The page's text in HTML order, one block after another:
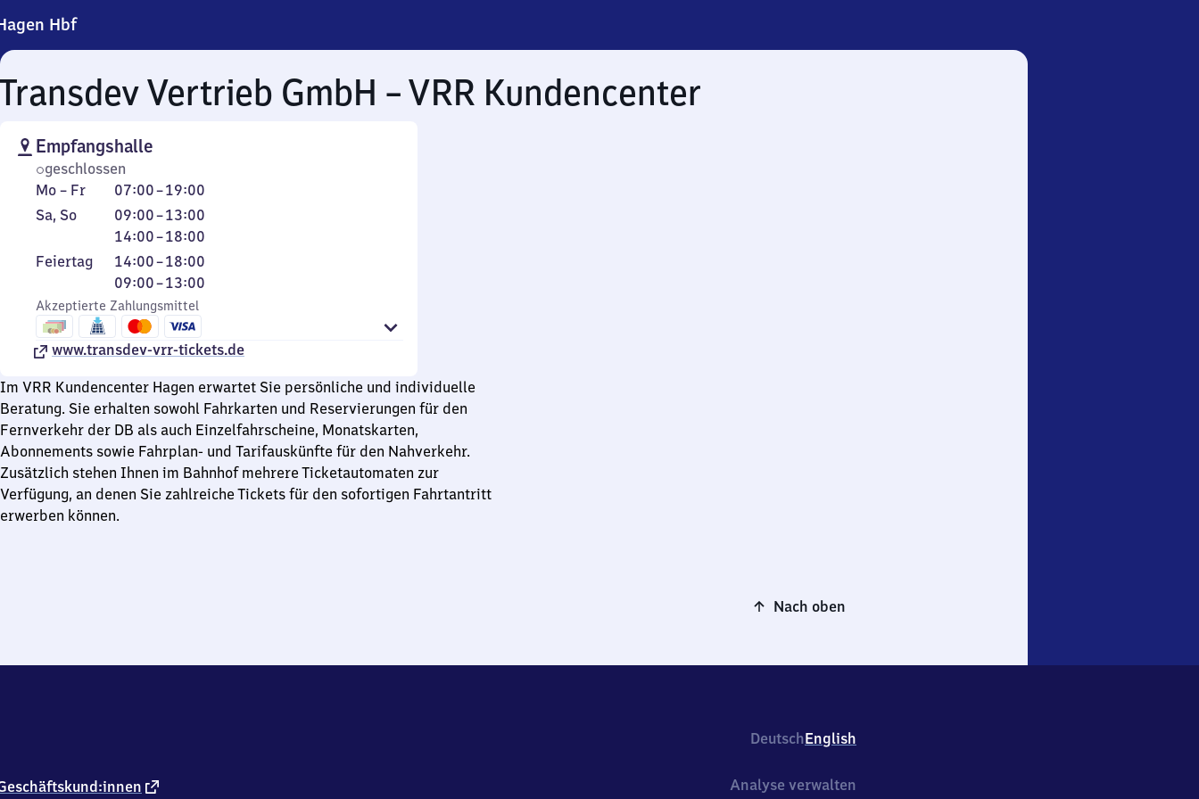
Hbf
Vertrieb GmbH – VRR Kundencenter
Empfangshalle
geschlossen
Montag
bis
Mo – Fr 07:00–19:00
Von
7
Uhr
bis
19
Uhr
Samstag
Sonntag
Sa, So 09:00–13:00
Von
9
Uhr
bis
13
Uhr
14:00–18:00
Von
14
Uhr
bis
18
Uhr
Feiertag
Feiertag 14:00–18:00
Von
14
Uhr
bis
18
09:00–13:00
Von
9
Uhr
bis
13
Akzeptierte Zahlungsmittel
www.transdev-vrr-tickets.de
Im VRR Kundencenter Hagen erwartet Sie persönliche und individuelle
Beratung. Sie erhalten sowohl Fahrkarten und Reservierungen für den
Fernverkehr der DB als auch Einzelfahrscheine, Monatskarten,
Abonnements sowie Fahrplan- und Tarifauskünfte für den Nahverkehr.
Zusätzlich stehen Ihnen im Bahnhof mehrere Ticketautomaten zur
Verfügung, an denen Sie zahlreiche Tickets für den sofortigen Fahrtantritt
erwerben können.
Nach oben
DeutschEnglish
externer
Analyse verwalten